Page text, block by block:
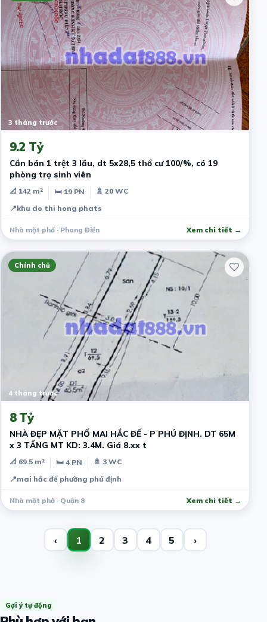
3 tháng trước
9.2 Tỷ
Cần bán 1 trệt 3 lầu, dt 5x28,5 thổ cư 100/%, có 19
phòng trọ sinh viên
📐 142 m² 🛏 19 PN
🚿 20 WC
📍khu do thi hong phats
Nhà mặt phố · Phong Điền Xem chi tiết →
Chính chủ
4 tháng trước
8 Tỷ
NHÀ ĐẸP MẶT PHỐ MAI HẮC ĐẾ - P PHÚ ĐỊNH. DT 65M
x 3 TẦNG MT KD: 3.4M. Giá 8.xx t
📐 69.5 m² 🛏 4 PN
🚿 3 WC
📍mai hắc đế phường phú định
Nhà mặt phố · Quận 8 Xem chi tiết →
‹ 1 2 3 4 5 ›
Gợi ý tự động